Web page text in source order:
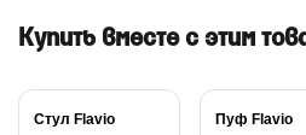
Купить вместе с этим
Стул Flavio Пуф Flavio